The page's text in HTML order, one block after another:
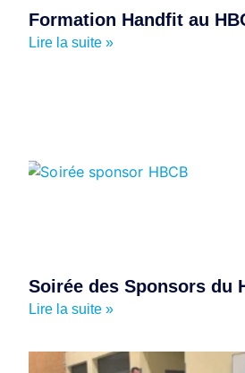
Formation Handfit au
Lire la suite »
Soirée des Sponsors du
Lire la suite »